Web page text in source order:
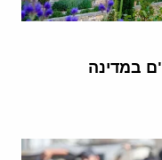
במדינה